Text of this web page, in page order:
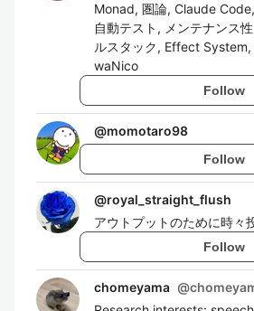
Monad, 圏論, Claude
自動テスト, メンテナンス
ルスタック, Effect
waNico
Follow
@momotaro98
Follow
@royal_straight_flush
アウトプットのために時々
Follow
chomeyama @